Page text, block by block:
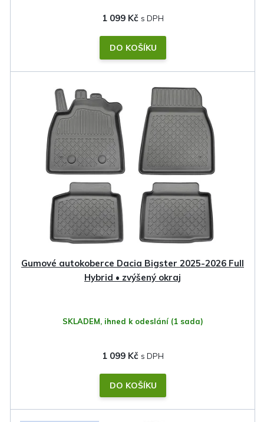
1 099 Kč
DO KOŠÍKU
Gumové autokoberce Dacia Bigster 2025-2026 Full
Hybrid • zvýšený okraj
SKLADEM, ihned k odeslání (1 sada)
1 099 Kč
DO KOŠÍKU